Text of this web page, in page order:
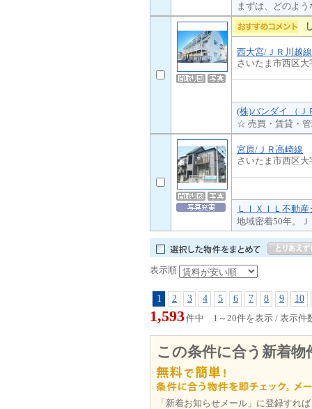
まずは、どのよ
西大宮/ＪＲ川越線
さいたま市西区大
(株)バンダイ （Ｊ
☆ 売買・賃貸・
宮原/ＪＲ高崎線
さいたま市西区大
ＬＩＸＩＬ不動
地域密着50年。
表示順
1 2 3 4 5 6 7 8 9 10
1,593件中 1～20件を表示 / 表示件
この条件に合う新着
「新着お知らせメール」に登録すれ